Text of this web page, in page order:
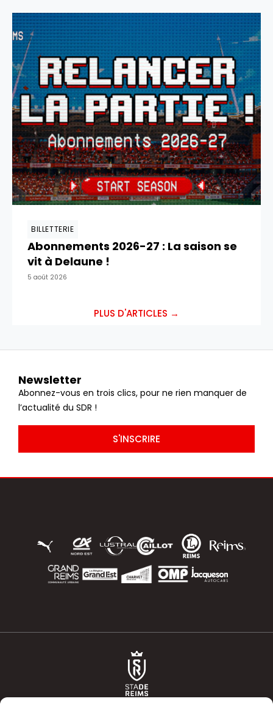
BILLETTERIE
Abonnements 2026-27 : La saison se
vit à Delaune !
5 août 2026
PLUS D'ARTICLES →
Newsletter
Abonnez-vous en trois clics, pour ne rien manquer de
l’actualité du SDR !
S'INSCRIRE